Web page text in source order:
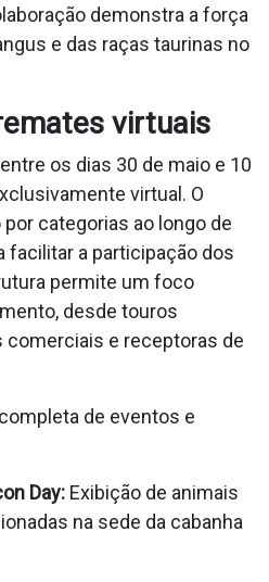
demonstra a força
e das raças taurinas no
virtuais
os dias 30 de maio e 10
virtual. O
categorias ao longo de
facilitar a participação dos
permite um foco
desde touros
e receptoras de
de eventos e
Day: Exibição de animais
na sede da cabanha